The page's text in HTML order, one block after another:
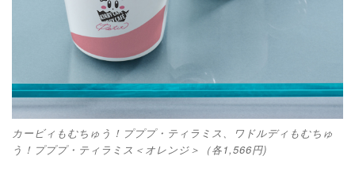
カービィもむちゅう！プププ・ティラミス、ワドルディもむちゅ
う！プププ・ティラミス＜オレンジ＞（各1,566円)